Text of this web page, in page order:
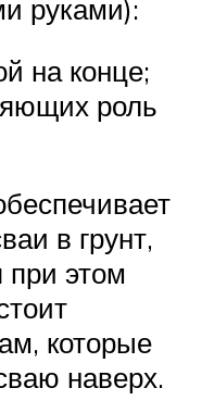
руками):
на конце;
роль
в грунт,
при этом
которые
наверх.